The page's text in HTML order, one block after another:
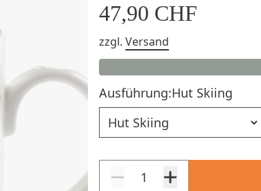
47,90 CHF
zzgl. Versand
Ausführung:Hut Skiing